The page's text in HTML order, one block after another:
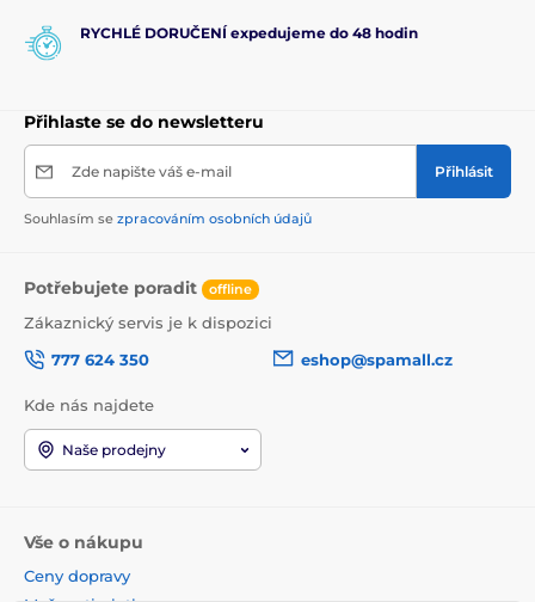
RYCHLÉ DORUČENÍ expedujeme do 48 hodin
Přihlaste se do newsletteru
Zde napište váš e-mail Přihlásit
Souhlasím se zpracováním osobních údajů
Potřebujete poradit offline
Zákaznický servis je k dispozici
777 624 350
eshop@spamall.cz
Kde nás najdete
Naše prodejny
Vše o nákupu
Ceny dopravy